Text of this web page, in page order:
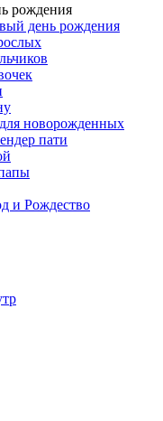
рождения
день рождения
новорожденных
пати
и Рождество